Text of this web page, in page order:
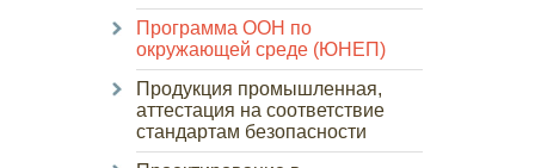
Программа ООН по
окружающей среде (ЮНЕП)
Продукция промышленная,
аттестация на соответствие
стандартам безопасности